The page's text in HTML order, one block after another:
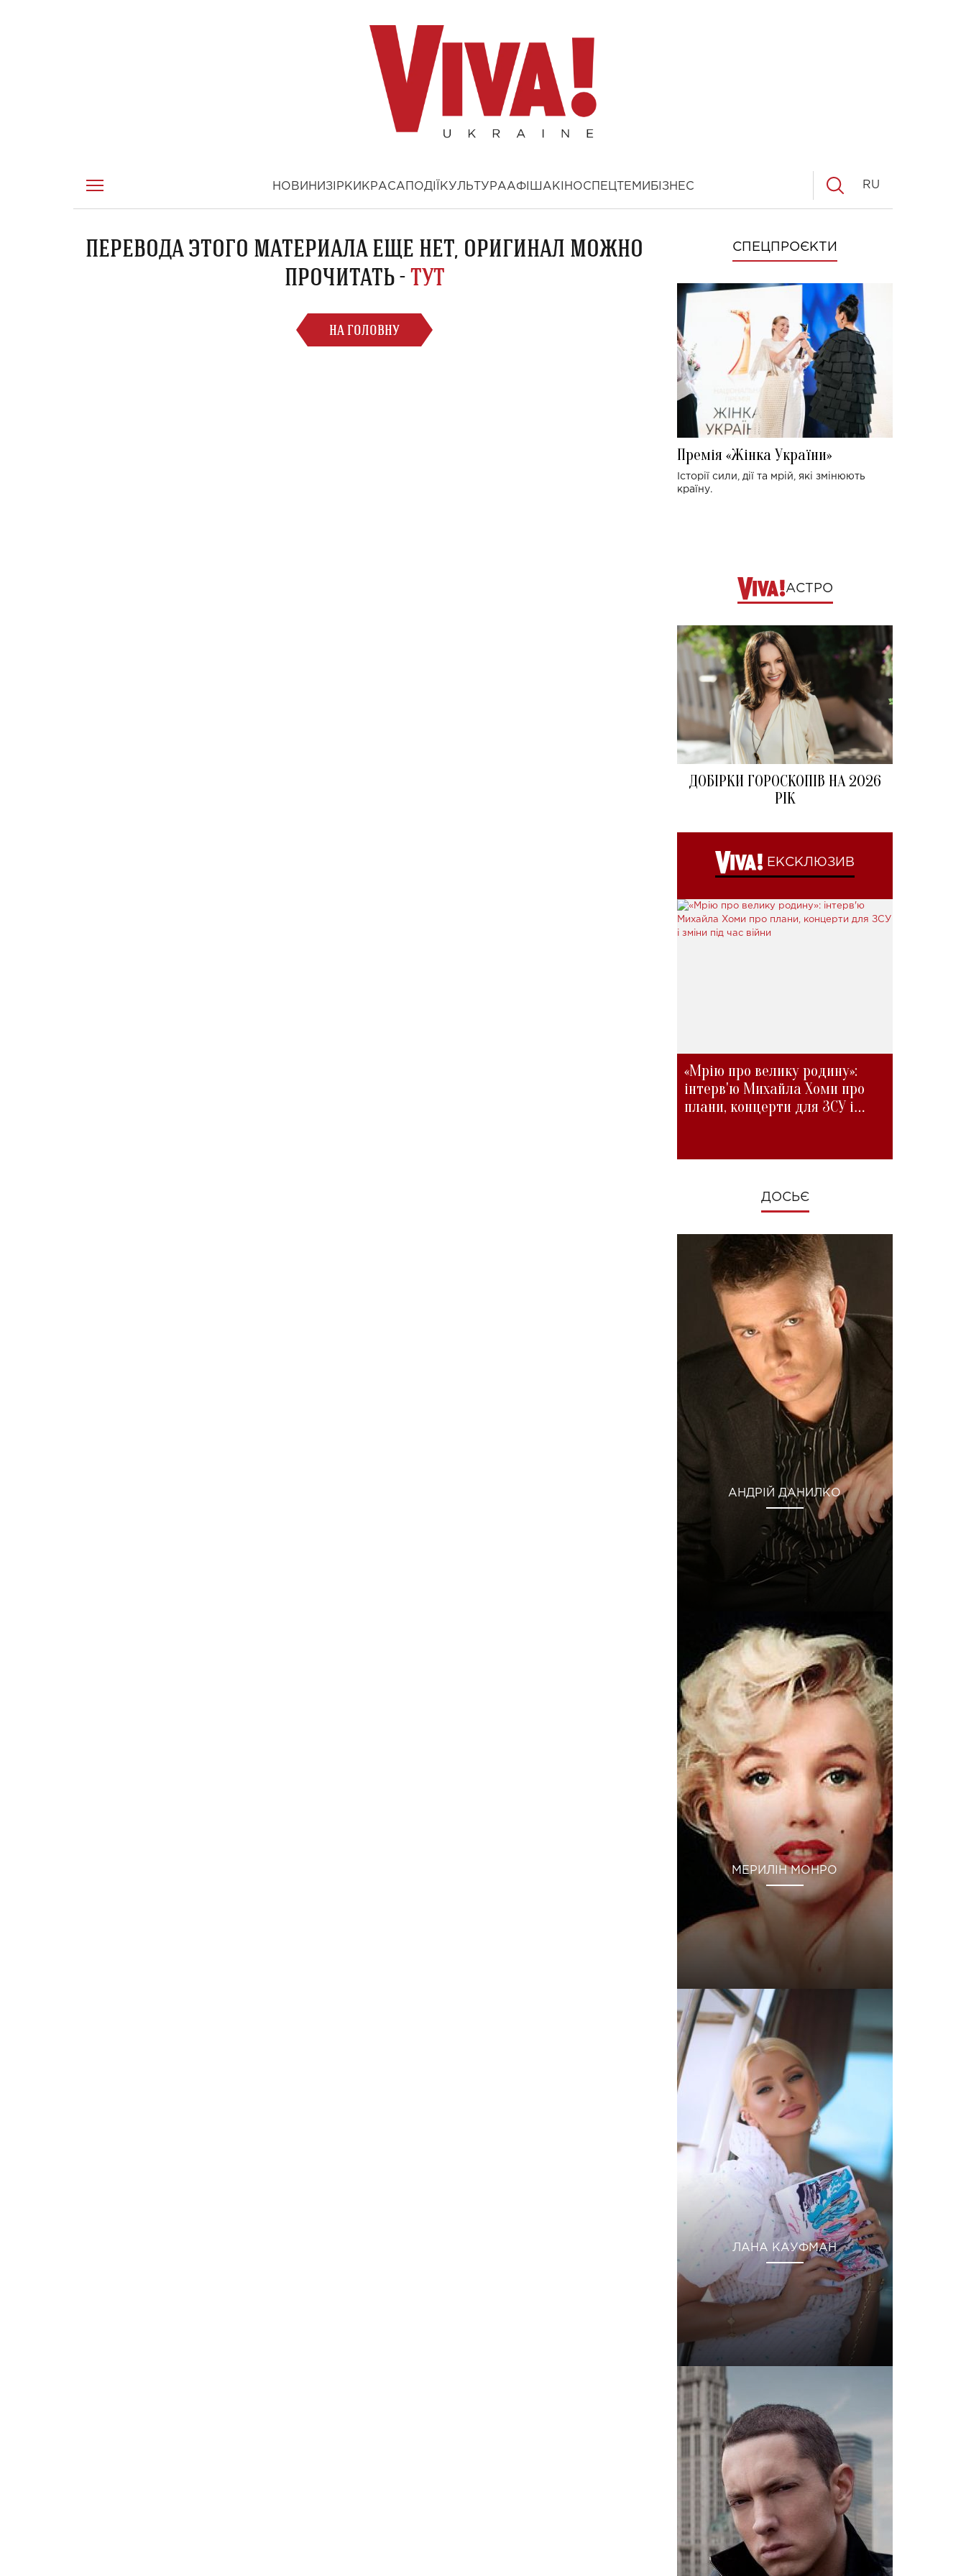
НОВИНИ ЗІРКИ КРАСА ПОДІЇ КУЛЬТУРААФІША КІНОСПЕЦТЕМИ БІЗНЕС RU
ПЕРЕВОДА ЭТОГО МАТЕРИАЛА ЕЩЕ НЕТ, ОРИГИНАЛ МОЖНО
ПРОЧИТАТЬ -ТУТ
НА ГОЛОВНУ
СПЕЦПРОЄКТИ
Премія «Жінка України»
Історії сили, дії та мрій, які змінюють
країну.
АСТРО
ДОБІРКИ ГОРОСКОПІВ НА 2026
РІК
ЕКСКЛЮЗИВ
«Мрію про велику родину»:
інтерв'ю Михайла Хоми про
плани, концерти для ЗСУ і
ДОСЬЄ
АНДРІЙ ДАНИЛКО
МЕРИЛІН МОНРО
ЛАНА КАУФМАН